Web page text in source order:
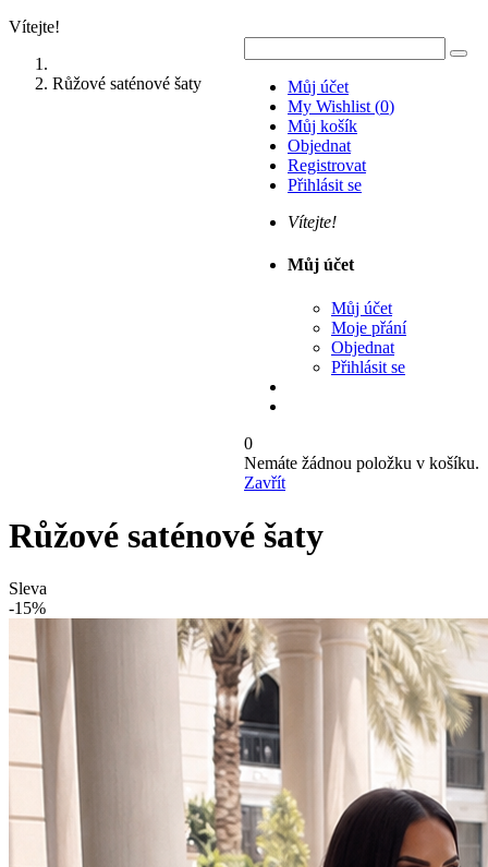
Vítejte!
Můj účet
My Wishlist (0)
Můj košík
Objednat
Registrovat
Přihlásit se
Vítejte!
Můj účet
Můj účet
Moje přání
Objednat
Přihlásit se
0
Nemáte žádnou položku v košíku.
Zavřít
Růžové saténové šaty
Růžové saténové šaty
Sleva
-15%